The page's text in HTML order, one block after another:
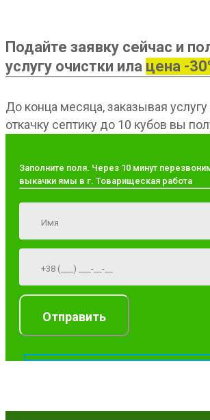
Подайте заявку сейчас и
услугу очистки ила цена -
До конца месяца, заказывая услугу
откачку септику до 10 кубов вы
Заполните поля. Через 10 минут
выкачки ямы в г. Товарищеская работа